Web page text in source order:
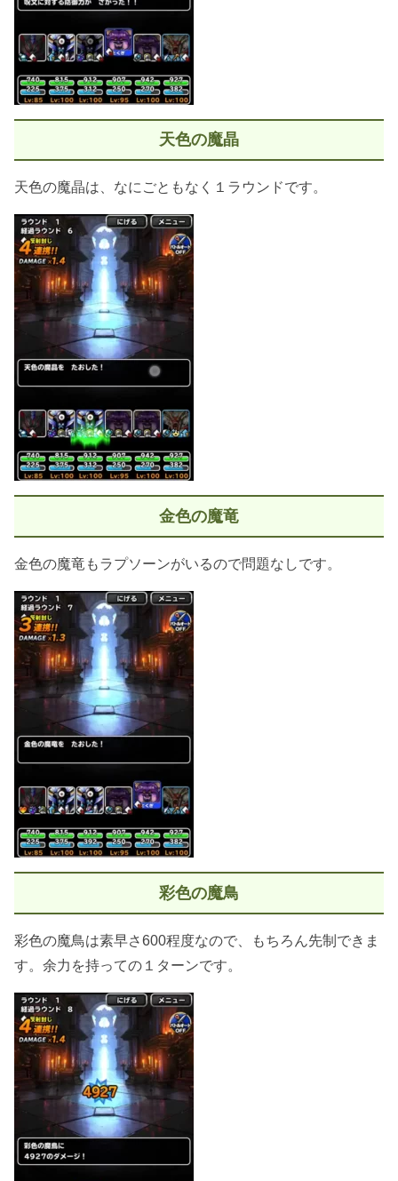
天色の魔晶
天色の魔晶は、なにごともなく１ラウンドです。
金色の魔竜
金色の魔竜もラプソーンがいるので問題なしです。
彩色の魔鳥
彩色の魔鳥は素早さ600程度なので、もちろん先制できま
す。余力を持っての１ターンです。